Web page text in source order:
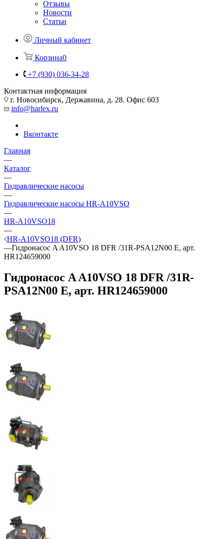
Отзывы
Новости
Статьи
Личный кабинет
Корзина0
+7 (930) 036-34-28
Контактная информация
г. Новосибирск, Державина, д. 28. Офис 603
info@harlex.ru
Вконтакте
Главная
—
Каталог
—
Гидравлические насосы
—
Гидравлические насосы HR-A10VSO
—
HR-A10VSO18
—
HR-A10VSO18 (DFR)
—Гидронасос A A10VSO 18 DFR /31R-PSA12N00 E, арт.
HR124659000
Гидронасос A A10VSO 18 DFR /31R-
PSA12N00 E, арт. HR124659000